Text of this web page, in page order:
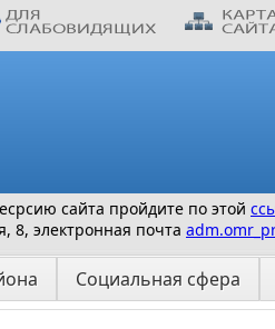
сайта пройдите по этой
8, электронная почта
Социальная сфера